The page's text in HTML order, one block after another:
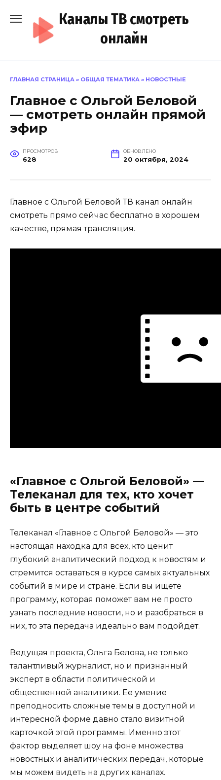
содержанию
Каналы ТВ смотреть
онлайн
ГЛАВНАЯ СТРАНИЦА » ОБЩАЯ ТЕМАТИКА » НОВОСТНЫЕ
Главное с Ольгой Беловой
— смотреть онлайн прямой
эфир
ПРОСМОТРОВ
628
ОБНОВЛЕНО
20 октября, 2024
Главное с Ольгой Беловой ТВ канал онлайн
смотреть прямо сейчас бесплатно в хорошем
качестве, прямая трансляция.
«Главное с Ольгой Беловой» —
Телеканал для тех, кто хочет
быть в центре событий
Телеканал «Главное с Ольгой Беловой» — это
настоящая находка для всех, кто ценит
глубокий аналитический подход к новостям и
стремится оставаться в курсе самых актуальных
событий в мире и стране. Если вы ищете
программу, которая поможет вам не просто
узнать последние новости, но и разобраться в
них, то эта передача идеально вам подойдёт.
Ведущая проекта, Ольга Белова, не только
талантливый журналист, но и признанный
эксперт в области политической и
общественной аналитики. Ее умение
преподносить сложные темы в доступной и
интересной форме давно стало визитной
карточкой этой программы. Именно этот
фактор выделяет шоу на фоне множества
новостных и аналитических передач, которые
мы можем видеть на других каналах.